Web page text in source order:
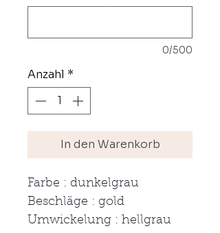
0/500
Anzahl *
In den Warenkorb
Farbe : dunkelgrau
Beschläge : gold
Umwickelung : hellgrau